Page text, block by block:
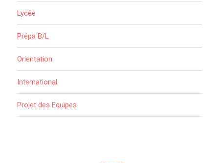
Lycée
Prépa B/L
Orientation
International
Projet des Equipes